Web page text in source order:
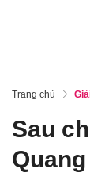
Trang chủ
Sau